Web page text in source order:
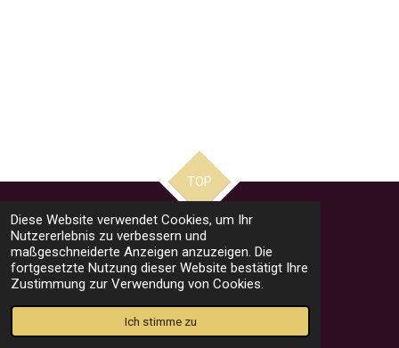
Diese Website verwendet Cookies, um Ihr
Nutzererlebnis zu verbessern und
maßgeschneiderte Anzeigen anzuzeigen. Die
fortgesetzte Nutzung dieser Website bestätigt Ihre
Zustimmung zur Verwendung von Cookies.
Ich stimme zu
TOP
Impressum
Datenschutzerklärung